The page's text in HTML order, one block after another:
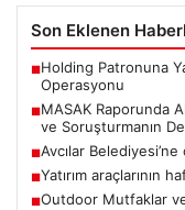
Son Eklenen
■Holding Patronuna
Operasyonu
■MASAK Raporunda
ve Soruşturmanın
■Avcılar
■Yatırım araçlarının
■Outdoor Mutfaklar